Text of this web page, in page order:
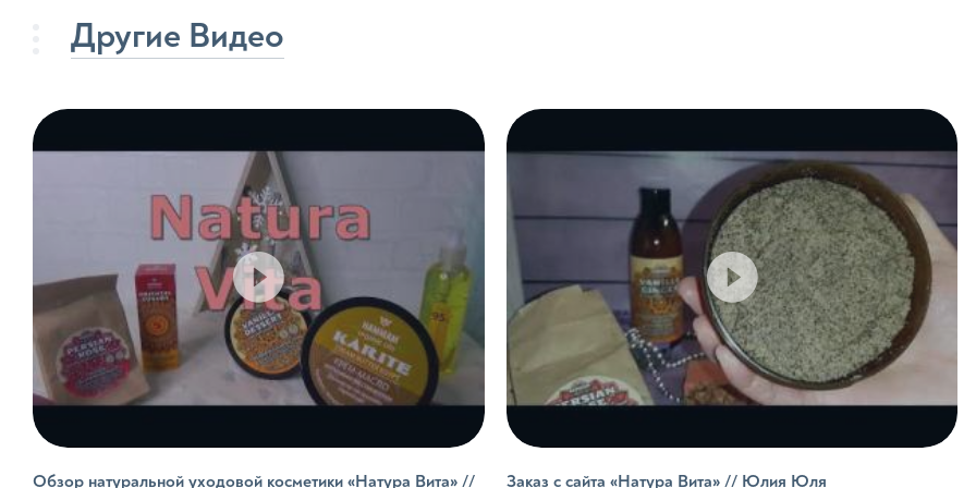
Средства для купания детей
Продукция для барбершопов
Воски
Глины
Пасты
Шампуни
Гели для душа
Солевые спреи
Продукция для
Масла
Кремы
Пенки
Вазелин
Антибактериальное
Другие Видео
Обзор натуральной уходовой косметики «Натура Вита» //
Заказ с сайта «Натура Вита» // Юлия Юля